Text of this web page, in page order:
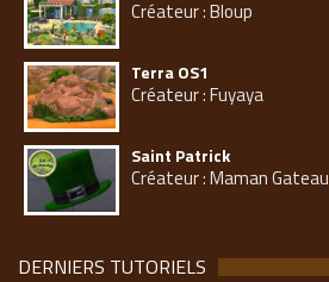
Créateur : Bloup
Terra OS1
Créateur : Fuyaya
Saint Patrick
Créateur : Maman Gateau
DERNIERS TUTORIELS